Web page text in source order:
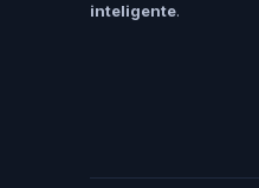
inteligente.